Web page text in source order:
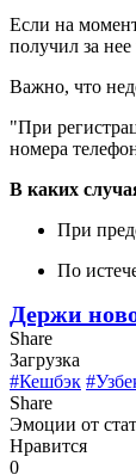
Если на
получил за
Важно, что
"При
номера
В каких
При
По
Держи
Share
Загрузка
#Кешбэк
Share
Эмоции от
Нравится
0